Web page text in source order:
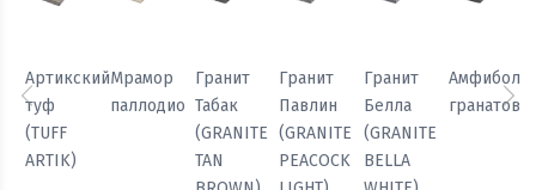
Мрамор
паллодио
Гранит
Табак
Гранит
Павлин
(GRANITE
PEACOCK
Гранит
Белла
(GRANITE
BELLA
Амфиболит
гранатовый
Гранит
Черный
Предыдущий